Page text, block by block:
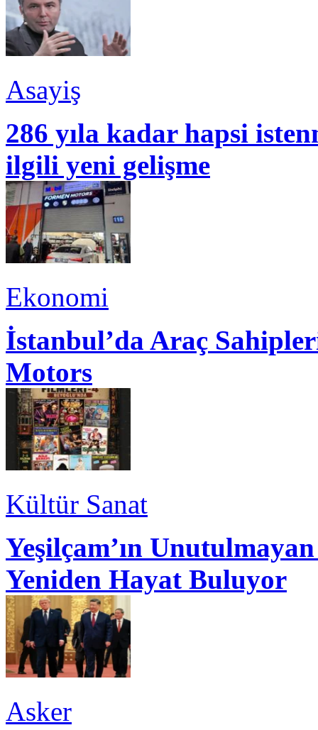
Asayiş
286 yıla kadar hapsi
ilgili yeni gelişme
Ekonomi
İstanbul’da Araç
Motors
Kültür Sanat
Yeşilçam’ın
Yeniden Hayat Buluyor
Asker